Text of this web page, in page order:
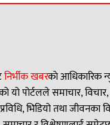
निर्भीक खबरकाे आधिकारिक
यो पोर्टलले समाचार,
भिडियो तथा जीवनका